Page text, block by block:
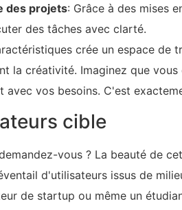
des projets: Grâce à des mises
des tâches avec clarté.
crée un espace de
la créativité. Imaginez que
avec vos besoins. C'est
cible
vous ? La beauté de
d'utilisateurs issus de
de startup ou même un